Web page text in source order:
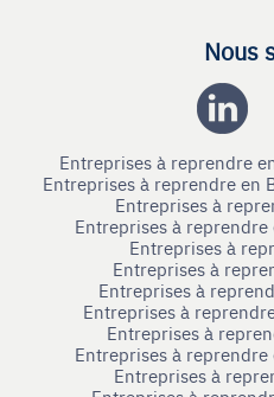
Nous
Entreprises à reprendre
Entreprises à reprendre en
Entreprises à
Entreprises à
Entreprises à
Entreprises à
Entreprises à
Entreprises à
Entreprises à
Entreprises à
Entreprises à